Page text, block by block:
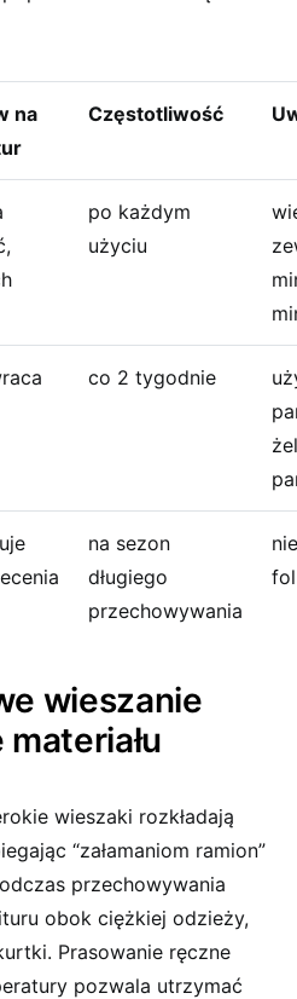
na
Częstotliwość
po każdym
użyciu
co 2 tygodnie
na sezon
długiego
przechowywania
wieszanie
wieszaki rozkładają
“załamaniom ramion”
przechowywania
obok ciężkiej odzieży,
Prasowanie ręczne
pozwala utrzymać